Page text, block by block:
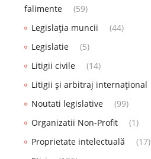
falimente
(59)
Legislația muncii
(44)
Legislatie
(5)
Litigii civile
(14)
Litigii și arbitraj internațional
Noutati legislative
(99)
Organizatii Non-Profit
(1)
Proprietate intelectuală
(17)